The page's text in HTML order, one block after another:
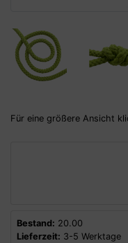
Für eine größere Ansicht
Bestand: 20.00
Lieferzeit: 3-5 Werktage